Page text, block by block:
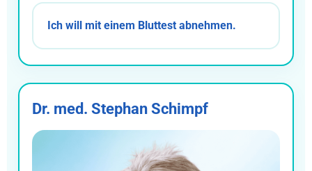
Ich will mit einem Bluttest abnehmen.
Dr. med. Stephan Schimpf